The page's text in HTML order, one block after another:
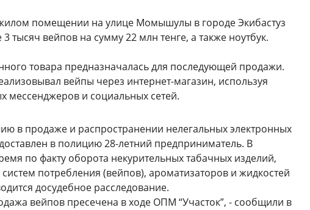
помещении на улице Момышулы в городе Экибастуз
тысяч вейпов на сумму 22 млн тенге, а также ноутбук.
товара предназначалась для последующей продажи.
вейпы через интернет-магазин, используя
мессенджеров и социальных сетей.
в продаже и распространении нелегальных электронных
в полицию 28-летний предприниматель. В
по факту оборота некурительных табачных изделий,
потребления (вейпов), ароматизаторов и жидкостей
досудебное расследование.
вейпов пресечена в ходе ОПМ “Участок”, - сообщили в